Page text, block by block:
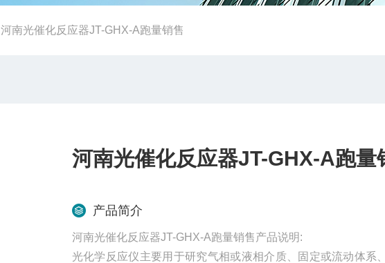
河南光催化反应器JT-GHX-A跑量销售
河南光催化反应器JT-GHX-A跑量
产品简介
河南光催化反应器JT-GHX-A跑量销售产品说明:
光化学反应仪主要用于研究气相或液相介质、固定或流动体系